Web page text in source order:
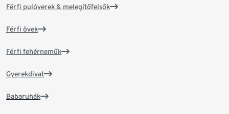
Férfi pulóverek & melegítőfelsők
Férfi övek
Férfi fehérneműk
Gyerekdivat
Babaruhák